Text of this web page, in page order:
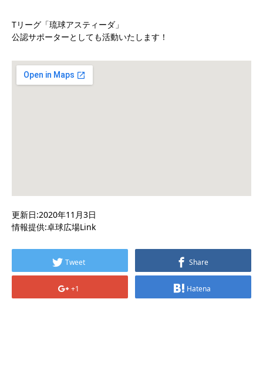
Tリーグ「琉球アスティーダ」
公認サポーターとしても活動いたします！
更新日:2020年11月3日
情報提供:卓球広場Link
Tweet Share
+1 Hatena